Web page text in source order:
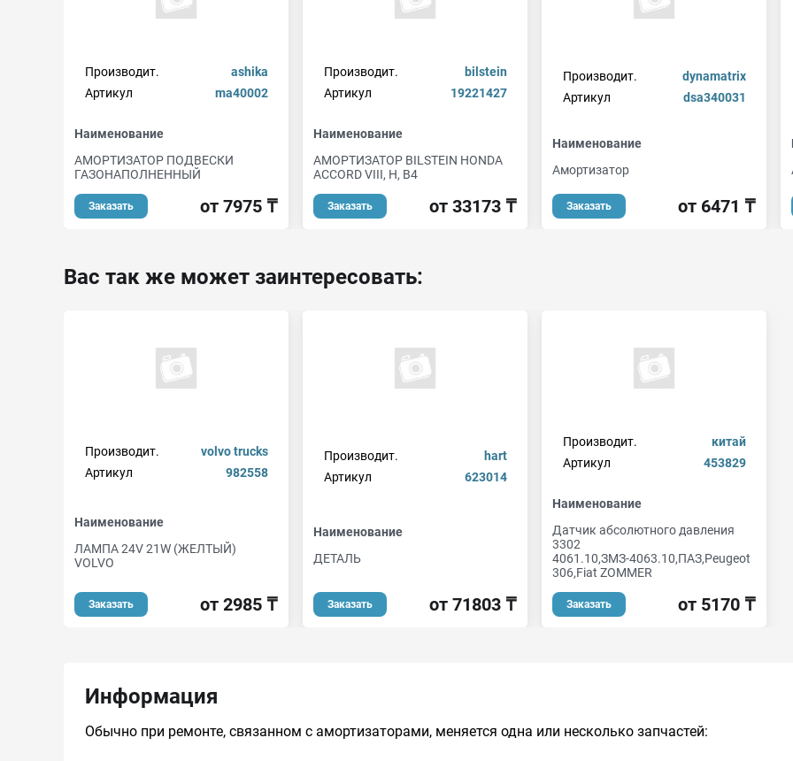
Производит.
ashika
Артикул
ma40002
Наименование
АМОРТИЗАТОР ПОДВЕСКИ
ГАЗОНАПОЛНЕННЫЙ
Заказать от 7975 ₸
Производит.
bilstein
Артикул
19221427
Наименование
АМОРТИЗАТОР BILSTEIN HONDA
ACCORD VIII, H, B4
Заказать от 33173 ₸
Производит.
dynamatrix
Артикул
dsa340031
Наименование
Амортизатор
Заказать от 6471 ₸
Вас так же может заинтересовать:
Производит.
volvo trucks
Артикул
982558
Наименование
ЛАМПА 24V 21W (ЖЕЛТЫЙ)
VOLVO
Заказать от 2985 ₸
Производит.
hart
Артикул
623014
Наименование
ДЕТАЛЬ
Заказать от 71803 ₸
Производит.
китай
Артикул
453829
Наименование
Датчик абсолютного давления
3302
4061.10,ЗМЗ-4063.10,ПАЗ,Peugeot
306,Fiat ZOMMER
Заказать от 5170 ₸
Информация
Обычно при ремонте, связанном с амортизаторами, меняется одна или несколько запчастей: